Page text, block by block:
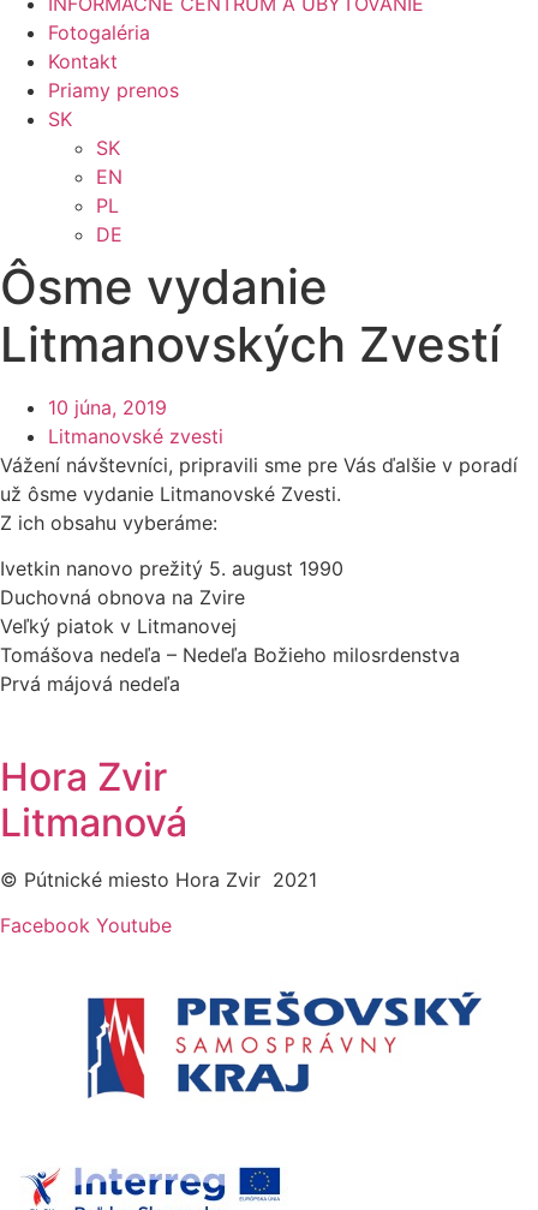
Fotogaléria
Kontakt
Priamy prenos
SK
SK
EN
PL
DE
Ôsme vydanie
Litmanovských Zvestí
10 júna, 2019
Litmanovské zvesti
Vážení návštevníci, pripravili sme pre Vás ďalšie v poradí
už ôsme vydanie Litmanovské Zvesti.
Z ich obsahu vyberáme:
Ivetkin nanovo prežitý 5. august 1990
Duchovná obnova na Zvire
Veľký piatok v Litmanovej
Tomášova nedeľa – Nedeľa Božieho milosrdenstva
Prvá májová nedeľa
Hora Zvir
Litmanová
© Pútnické miesto Hora Zvir 2021
Facebook Youtube